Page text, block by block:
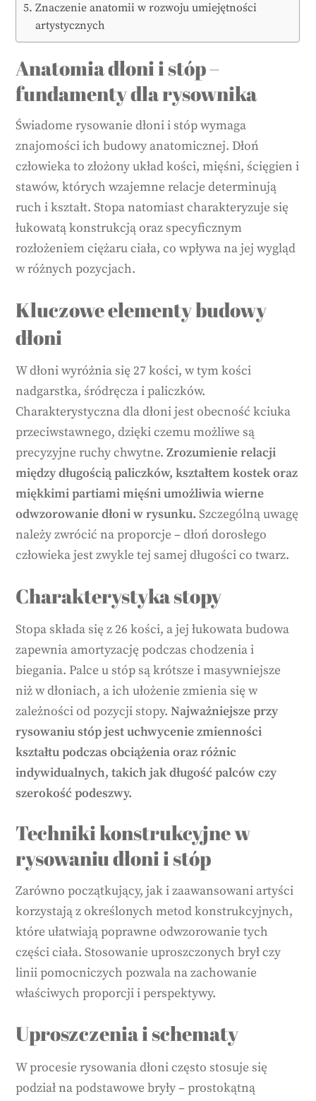
Znaczenie anatomii w rozwoju umiejętności
artystycznych
Anatomia dłoni i stóp –
fundamenty dla rysownika
Świadome rysowanie dłoni i stóp wymaga
znajomości ich budowy anatomicznej. Dłoń
człowieka to złożony układ kości, mięśni, ścięgien i
stawów, których wzajemne relacje determinują
ruch i kształt. Stopa natomiast charakteryzuje się
łukowatą konstrukcją oraz specyficznym
rozłożeniem ciężaru ciała, co wpływa na jej wygląd
w różnych pozycjach.
Kluczowe elementy budowy
dłoni
W dłoni wyróżnia się 27 kości, w tym kości
nadgarstka, śródręcza i paliczków.
Charakterystyczna dla dłoni jest obecność kciuka
przeciwstawnego, dzięki czemu możliwe są
precyzyjne ruchy chwytne.Zrozumienie relacji
między długością paliczków, kształtem kostek oraz
miękkimi partiami mięśni umożliwia wierne
odwzorowanie dłoni w rysunku. Szczególną uwagę
należy zwrócić na proporcje – dłoń dorosłego
człowieka jest zwykle tej samej długości co twarz.
Charakterystyka stopy
Stopa składa się z 26 kości, a jej łukowata budowa
zapewnia amortyzację podczas chodzenia i
biegania. Palce u stóp są krótsze i masywniejsze
niż w dłoniach, a ich ułożenie zmienia się w
zależności od pozycji stopy.Najważniejsze przy
rysowaniu stóp jest uchwycenie zmienności
kształtu podczas obciążenia oraz różnic
indywidualnych, takich jak długość palców czy
szerokość podeszwy.
Techniki konstrukcyjne w
rysowaniu dłoni i stóp
Zarówno początkujący, jak i zaawansowani artyści
korzystają z określonych metod konstrukcyjnych,
które ułatwiają poprawne odwzorowanie tych
części ciała. Stosowanie uproszczonych brył czy
linii pomocniczych pozwala na zachowanie
właściwych proporcji i perspektywy.
Uproszczenia i schematy
W procesie rysowania dłoni często stosuje się
podział na podstawowe bryły – prostokątną